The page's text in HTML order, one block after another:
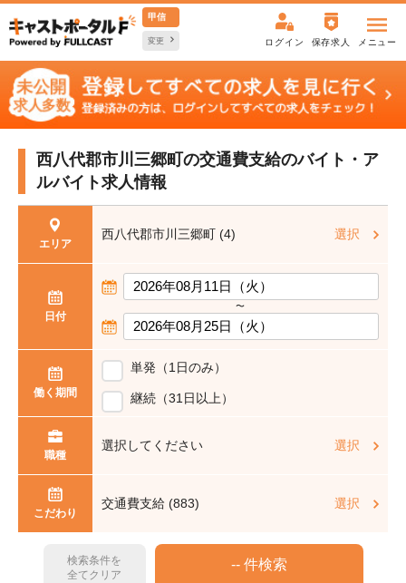
甲信
変更 ログイン 保存求人 メニュー
西八代郡市川三郷町の交通費支給のバイト・ア
ルバイト求人情報
エリア
西八代郡市川三郷町 (4) 選択
日付
〜
働く期間
単発（1日のみ）
継続（31日以上）
職種
選択してください 選択
こだわり
交通費支給 (883) 選択
検索条件を
全てクリア